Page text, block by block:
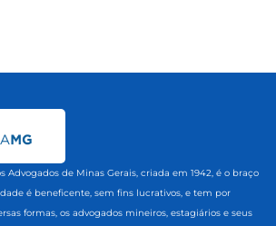
Advogados de Minas Gerais, criada em 1942, é o braço
é beneficente, sem fins lucrativos, e tem por
formas, os advogados mineiros, estagiários e seus